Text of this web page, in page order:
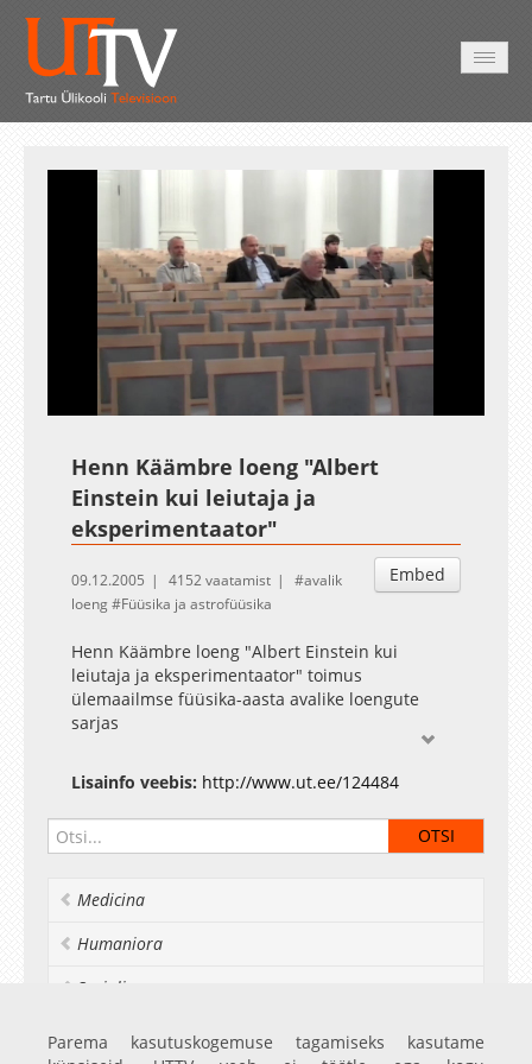
Loaded:
0.38%
Esituskiirused
Auto
Henn Käämbre loeng "Albert
Einstein kui leiutaja ja
eksperimentaator"
Embed
09.12.2005 4152 vaatamist
avalik
loeng
Füüsika ja astrofüüsika
Henn Käämbre loeng "Albert Einstein kui
leiutaja ja eksperimentaator" toimus
ülemaailmse füüsika-aasta avalike loengute
sarjas
Lisainfo veebis: http://www.ut.ee/124484
Medicina
Humaniora
Socialia
Realia et naturalia
Parema kasutuskogemuse tagamiseks kasutame